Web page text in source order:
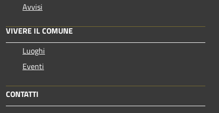
Avvisi
VIVERE IL COMUNE
Luoghi
Eventi
CONTATTI